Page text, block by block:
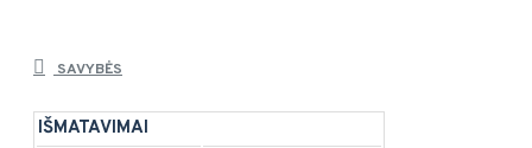
SAVYBĖS
IŠMATAVIMAI